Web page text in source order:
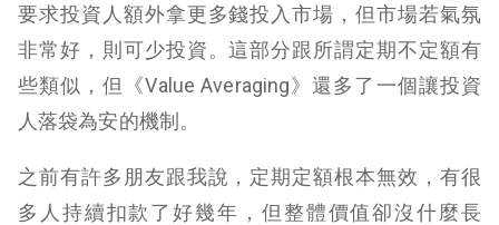
要求投資人額外拿更多錢投入市場，但市場若氣氛
非常好，則可少投資。這部分跟所謂定期不定額有
些類似，但《Value Averaging》還多了一個讓投資
人落袋為安的機制。
之前有許多朋友跟我說，定期定額根本無效，有很
多人持續扣款了好幾年，但整體價值卻沒什麼長